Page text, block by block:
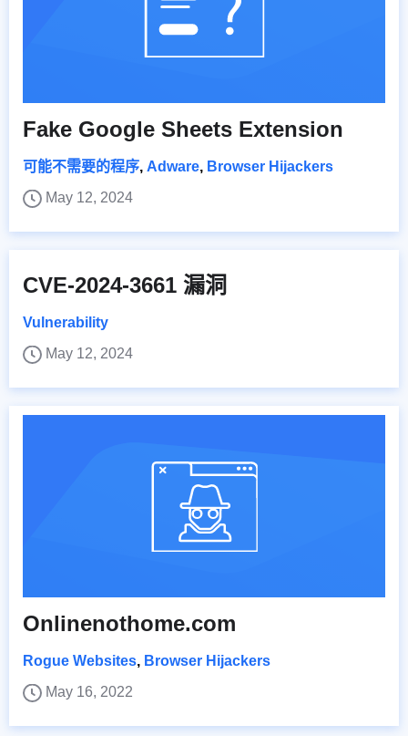
Fake Google Sheets Extension
可能不需要的程序, Adware, Browser Hijackers
May 12, 2024
CVE-2024-3661 漏洞
Vulnerability
May 12, 2024
Onlinenothome.com
Rogue Websites, Browser Hijackers
May 16, 2022